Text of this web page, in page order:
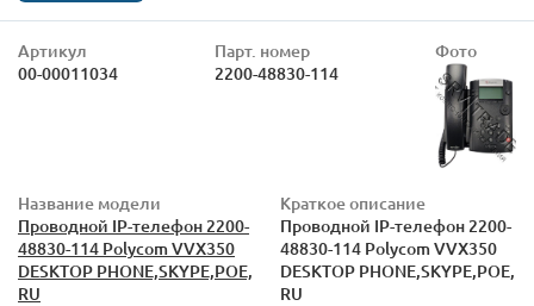
Артикул
00-00011034
Парт. номер
2200-48830-114
Фото
Название модели
Проводной IP-телефон 2200-
48830-114 Polycom VVX350
DESKTOP PHONE,SKYPE,POE,
RU
Краткое описание
Проводной IP-телефон 2200-
48830-114 Polycom VVX350
DESKTOP PHONE,SKYPE,POE,
RU